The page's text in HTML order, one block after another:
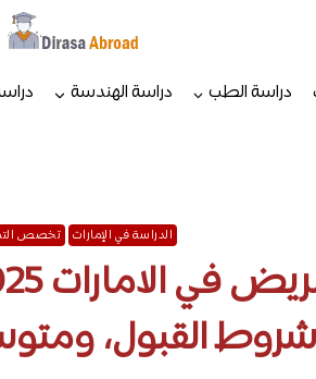
دراسة الطب دراسة الهندسة
الدراسة في الإمارات تخصص
شروط القبول،